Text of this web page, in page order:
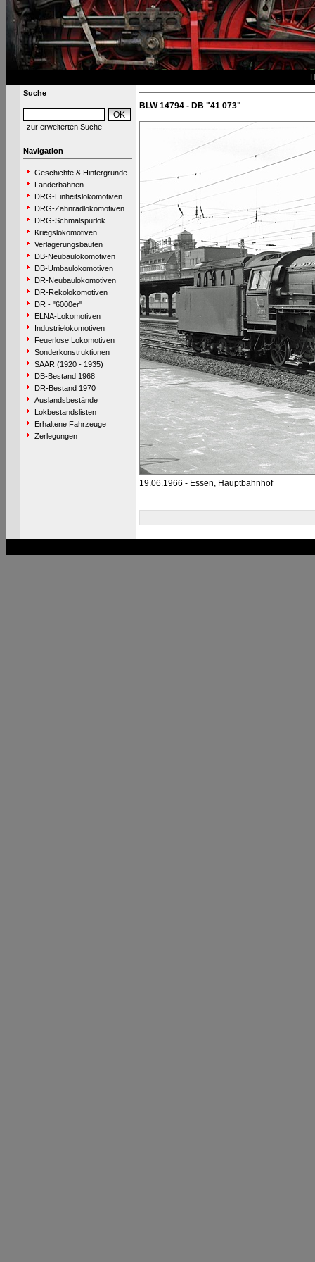
Suche
zur erweiterten Suche
Navigation
Geschichte & Hintergründe
Länderbahnen
DRG-Einheitslokomotiven
DRG-Zahnradlokomotiven
DRG-Schmalspurlok.
Kriegslokomotiven
Verlagerungsbauten
DB-Neubaulokomotiven
DB-Umbaulokomotiven
DR-Neubaulokomotiven
DR-Rekolokomotiven
DR - "6000er"
ELNA-Lokomotiven
Industrielokomotiven
Feuerlose Lokomotiven
Sonderkonstruktionen
SAAR (1920 - 1935)
DB-Bestand 1968
DR-Bestand 1970
Auslandsbestände
Lokbestandslisten
Erhaltene Fahrzeuge
Zerlegungen
BLW 14794 - DB "41 073"
19.06.1966 - Essen, Hauptbahnhof